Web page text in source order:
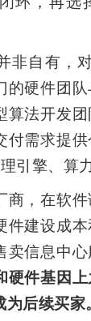
非自有，
的硬件团
算法开发
需求提供
引擎、算
商，在软
建设成本
卖信息中
硬件基因
后续买家。